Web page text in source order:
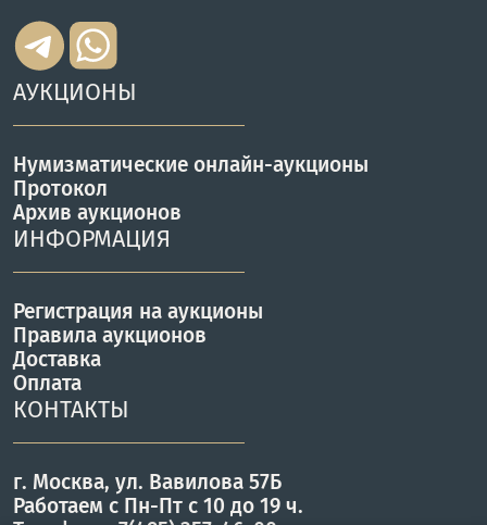
АУКЦИОНЫ
Нумизматические онлайн-аукционы
Протокол
Архив аукционов
ИНФОРМАЦИЯ
Регистрация на аукционы
Правила аукционов
Доставка
Оплата
КОНТАКТЫ
г. Москва, ул. Вавилова 57Б
Работаем с Пн-Пт с 10 до 19 ч.